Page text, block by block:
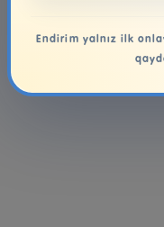
Endirim yalnız ilk